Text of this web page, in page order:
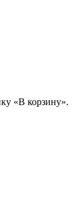
«В корзину».